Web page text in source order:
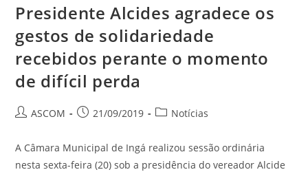
Presidente Alcides agradece os
gestos de solidariedade
recebidos perante o momento
de difícil perda
ASCOM 21/09/2019 Notícias
A Câmara Municipal de Ingá realizou sessão ordinária
nesta sexta-feira (20) sob a presidência do vereador Alcide